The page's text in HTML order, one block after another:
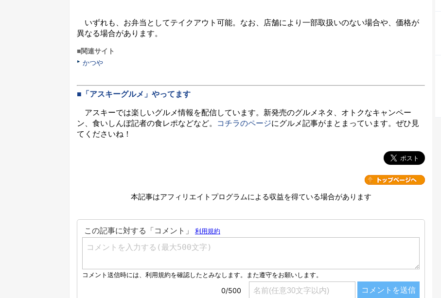
いずれも、お弁当としてテイクアウト可能。なお、店舗により一部取扱いのない場合や、価格が
異なる場合があります。
■関連サイト
かつや
■「アスキーグルメ」やってます
アスキーでは楽しいグルメ情報を配信しています。新発売のグルメネタ、オトクなキャンペー
ン、食いしんぼ記者の食レポなどなど。
コチラのページにグルメ記事がまとまっています。ぜひ見
てくださいね！
本記事はアフィリエイトプログラムによる収益を得ている場合があります